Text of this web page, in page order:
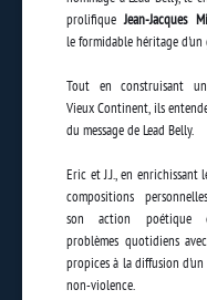
prolifique Jean-Jacques
le formidable héritage
Tout en construisant
Vieux Continent, ils
du message de Lead Belly.
Eric et J.J., en
compositions
son action poétique
problèmes quotidiens
propices à la diffusion d'un
non-violence.